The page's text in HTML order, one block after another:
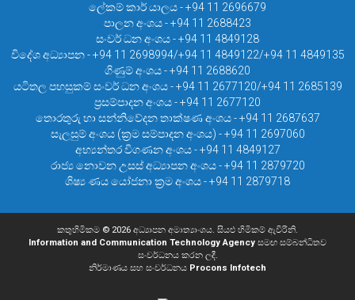
ලේකම් කාර් යාලය - +94 11 2696679
පාලන අංශය - +94 11 2688423
සංවර් ධන අංශය - +94 11 4849128
විදේශ අධ්‍යාපන - +94 11 2698994/+94 11 4849122/+94 11 4849135
ගිණුම් අංශය - +94 11 2688620
යටිතල පහසුකම් සංවර් ධන අංශය - +94 11 2677120/+94 11 2685139
ප්‍රසම්පාදන අංශය - +94 11 2677120
තොරතුරු හා සන්නිවේදන තාක්ෂණ අංශය - +94 11 2687637
සැලසුම් අංශය (ක්‍රම සම්පාදන අංශය) - +94 11 2697060
අභ්‍යන්තර විගණන අංශය - +94 11 4849127
රාජ්‍ය නොවන උසස් අධ්‍යාපන අංශය - +94 11 2879720
ශිෂ්‍ය ණය යෝජනා ක්‍රම අංශය - +94 11 2879718
කතුහිමිකම © 2026 අධ්‍යාපන අමාත්‍යාංශය. සියළු හිමිකම් ඇවිරිනි.
Information and Communication Technology Agency සමඟ සම්බන්ධිතව
සංවර්ධනය කරන ලදී.
නිර්මාණය සහ සංවර්ධනය Procons Infotech